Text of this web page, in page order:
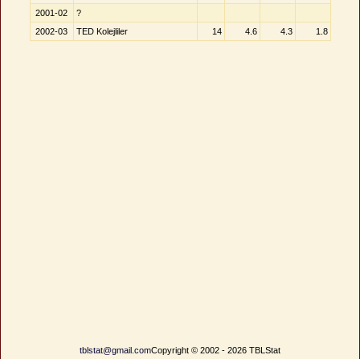
2001-02
?
2002-03
TED Kolejliler 14 4.6 4.3 1.8
tblstat@gmail.comCopyright © 2002 - 2026 TBLStat